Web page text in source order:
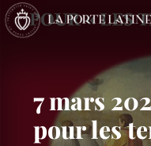
7 mars
pour les